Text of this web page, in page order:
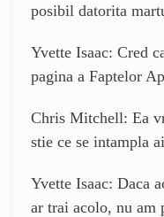
posibil datorita
Yvette Isaac: Cred
pagina a Faptelor
Chris Mitchell: Ea
stie ce se intampla
Yvette Isaac: Daca
ar trai acolo, nu am